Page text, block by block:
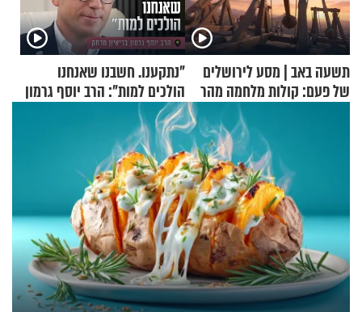
תשעה באב | מסע לירושלים
של פעם: קולות מלחמה מהר
"נתקענו. חשבנו שאנחנו
הולכים למות": הרב יוסף גרמון
בריאיון מרתק